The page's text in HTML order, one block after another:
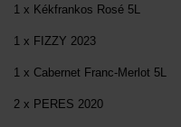
1 x Kékfrankos Rosé 5L
1 x FIZZY 2023
1 x Cabernet Franc-Merlot 5L
2 x PERES 2020